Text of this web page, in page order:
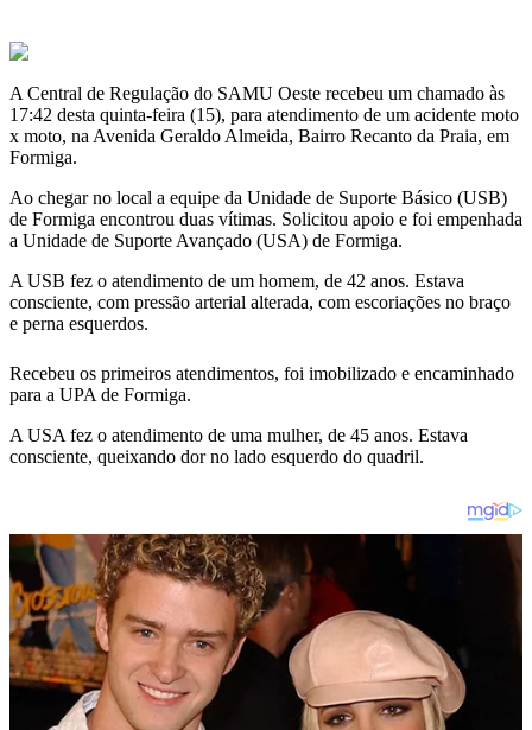
A Central de Regulação do SAMU Oeste recebeu um chamado às
17:42 desta quinta-feira (15), para atendimento de um acidente moto
x moto, na Avenida Geraldo Almeida, Bairro Recanto da Praia, em
Formiga.
Ao chegar no local a equipe da Unidade de Suporte Básico (USB)
de Formiga encontrou duas vítimas. Solicitou apoio e foi empenhada
a Unidade de Suporte Avançado (USA) de Formiga.
A USB fez o atendimento de um homem, de 42 anos. Estava
consciente, com pressão arterial alterada, com escoriações no braço
e perna esquerdos.
Recebeu os primeiros atendimentos, foi imobilizado e encaminhado
para a UPA de Formiga.
A USA fez o atendimento de uma mulher, de 45 anos. Estava
consciente, queixando dor no lado esquerdo do quadril.